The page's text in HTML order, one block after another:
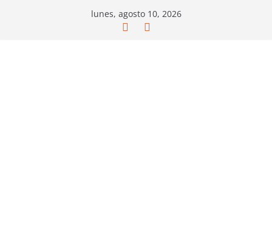
lunes, agosto 10, 2026